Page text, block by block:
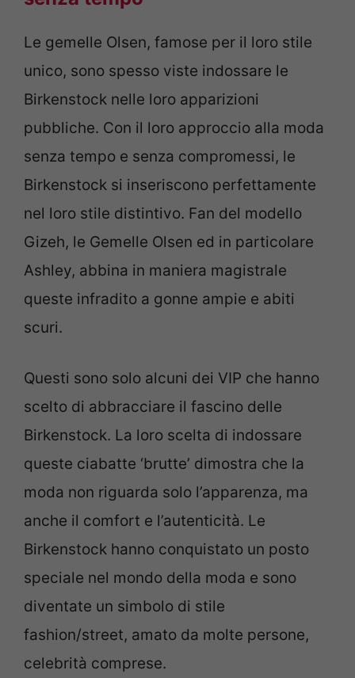
Le gemelle Olsen, famose per il loro stile
unico, sono spesso viste indossare le
Birkenstock nelle loro apparizioni
pubbliche. Con il loro approccio alla moda
senza tempo e senza compromessi, le
Birkenstock si inseriscono perfettamente
nel loro stile distintivo. Fan del modello
Gizeh, le Gemelle Olsen ed in particolare
Ashley, abbina in maniera magistrale
queste infradito a gonne ampie e abiti
scuri.
Questi sono solo alcuni dei VIP che hanno
scelto di abbracciare il fascino delle
Birkenstock. La loro scelta di indossare
queste ciabatte ‘brutte’ dimostra che la
moda non riguarda solo l’apparenza, ma
anche il comfort e l’autenticità. Le
Birkenstock hanno conquistato un posto
speciale nel mondo della moda e sono
diventate un simbolo di stile
fashion/street, amato da molte persone,
celebrità comprese.